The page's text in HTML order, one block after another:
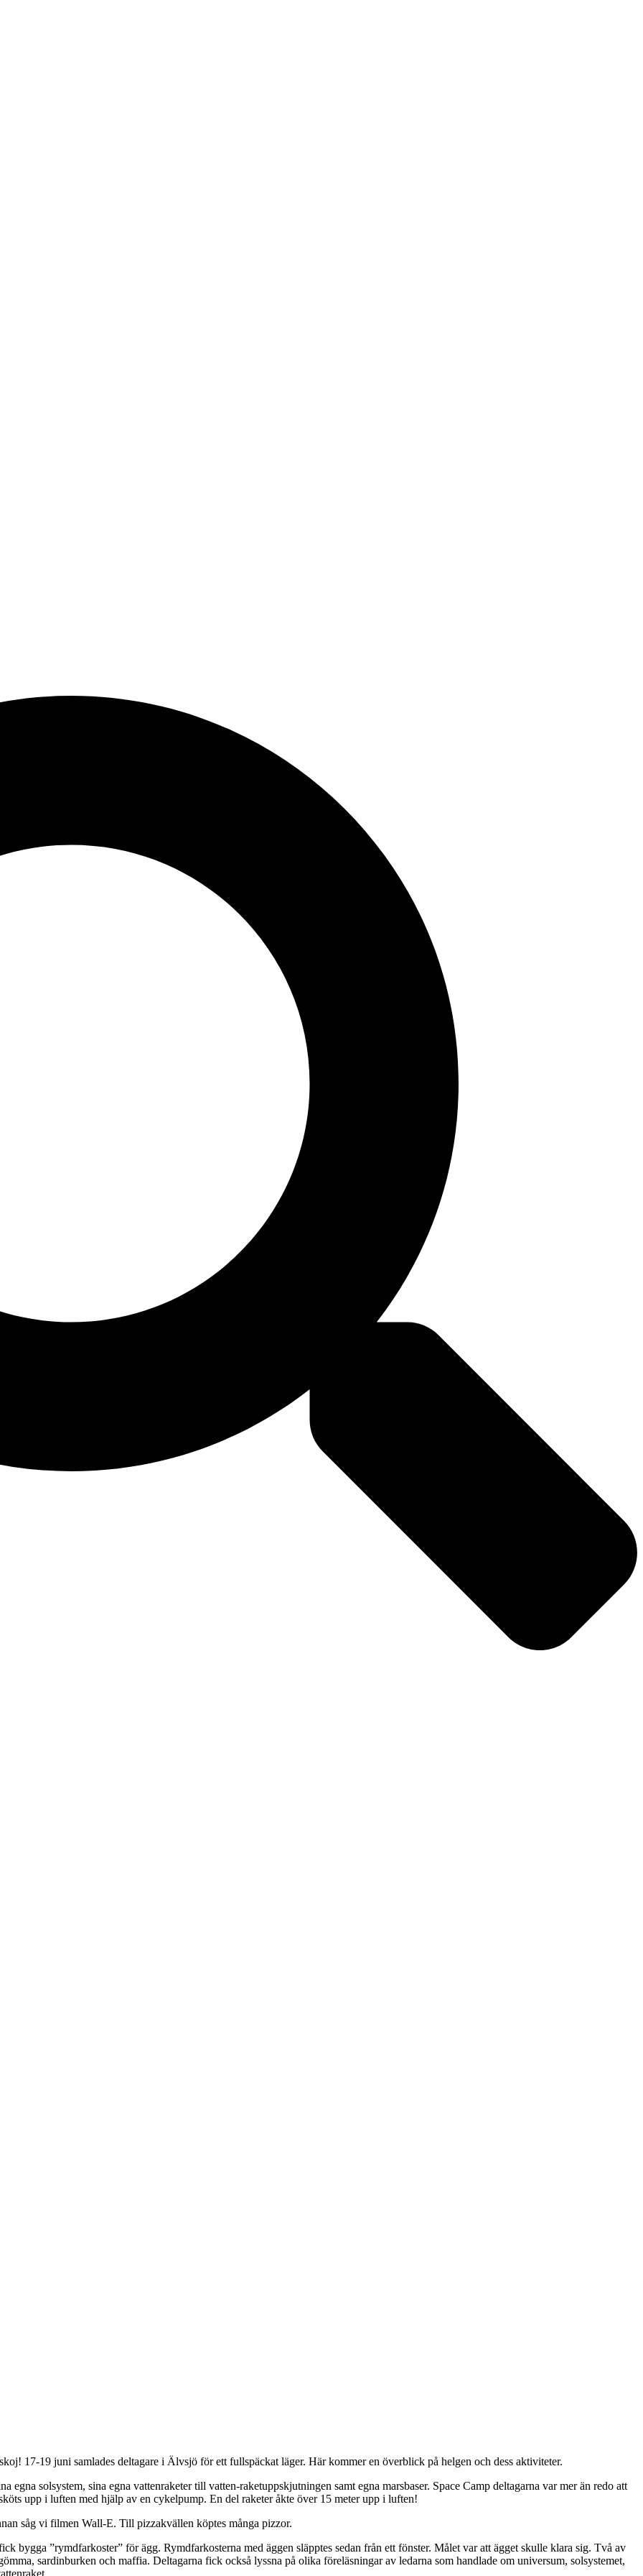
17-19 juni samlades deltagare i Älvsjö för ett fullspäckat läger. Här kommer en överblick på helgen och dess aktiviteter.
egna solsystem, sina egna vattenraketer till vatten-raketuppskjutningen samt egna marsbaser. Space Camp deltagarna var mer än redo att
upp i luften med hjälp av en cykelpump. En del raketer åkte över 15 meter upp i luften!
såg vi filmen Wall-E. Till pizzakvällen köptes många pizzor.
bygga ”rymdfarkoster” för ägg. Rymdfarkosterna med äggen släpptes sedan från ett fönster. Målet var att ägget skulle klara sig. Två av
sardinburken och maffia. Deltagarna fick också lyssna på olika föreläsningar av ledarna som handlade om universum, solsystemet,